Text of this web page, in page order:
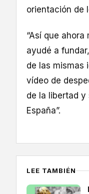
orientación de
“Así que
ayudé a
de las mismas
vídeo de
de la libertad y
España”.
LEE TAMBIÉN